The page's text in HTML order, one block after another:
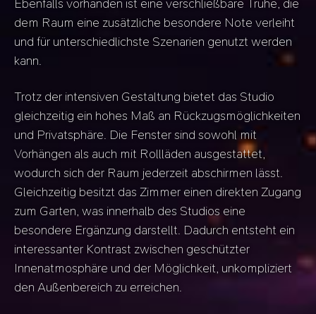
Ebenfalls vorhanden ist eine verschließbare Truhe, die
dem Raum eine zusätzliche besondere Note verleiht
und für unterschiedlichste Szenarien genutzt werden
kann.
Trotz der intensiven Gestaltung bietet das Studio
gleichzeitig ein hohes Maß an Rückzugsmöglichkeiten
und Privatsphäre. Die Fenster sind sowohl mit
Vorhängen als auch mit Rollläden ausgestattet,
wodurch sich der Raum jederzeit abschirmen lässt.
Gleichzeitig besitzt das Zimmer einen direkten Zugang
zum Garten, was innerhalb des Studios eine
besondere Ergänzung darstellt. Dadurch entsteht ein
interessanter Kontrast zwischen geschützter
Innenatmosphäre und der Möglichkeit, unkompliziert
den Außenbereich zu erreichen.